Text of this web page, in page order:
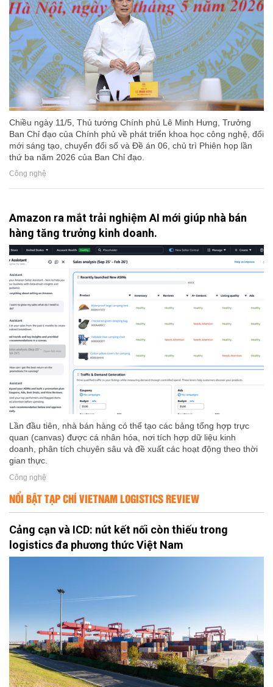
Chiều ngày 11/5, Thủ tướng Chính phủ Lê Minh Hưng, Trưởng
Ban Chỉ đạo của Chính phủ về phát triển khoa học công nghệ, đổi
mới sáng tạo, chuyển đổi số và Đề án 06, chủ trì Phiên họp lần
thứ ba năm 2026 của Ban Chỉ đạo.
Công nghệ
Amazon ra mắt trải nghiệm AI mới giúp nhà bán
hàng tăng trưởng kinh doanh.
Lần đầu tiên, nhà bán hàng có thể tạo các bảng tổng hợp trực
quan (canvas) được cá nhân hóa, nơi tích hợp dữ liệu kinh
doanh, phân tích chuyên sâu và đề xuất các hoạt động theo thời
gian thực.
Công nghệ
NỔI BẬT TẠP CHÍ VIETNAM LOGISTICS REVIEW
Cảng cạn và ICD: nút kết nối còn thiếu trong
logistics đa phương thức Việt Nam